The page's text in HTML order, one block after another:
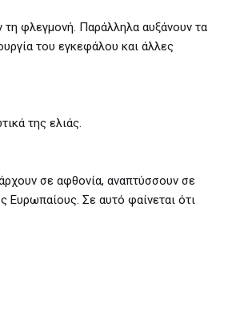
τη φλεγμονή. Παράλληλα αυξάνουν τα
του εγκεφάλου και άλλες
της ελιάς.
σε αφθονία, αναπτύσσουν σε
Σε αυτό φαίνεται ότι